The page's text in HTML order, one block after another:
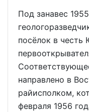
Под занавес
посёлок в честь
направлено в
райисполком,
февраля 1956